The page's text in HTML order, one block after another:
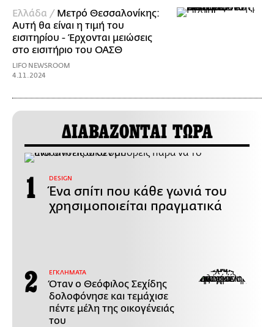
Ελλάδα / Μετρό Θεσσαλονίκης:
Αυτή θα είναι η τιμή του
εισιτηρίου - Έρχονται μειώσεις
στο εισιτήριο του ΟΑΣΘ
LIFO NEWSROOM
4.11.2024
ΔΙΑΒΑΖΟΝΤΑΙ ΤΩΡΑ
DESIGN
Ένα σπίτι που κάθε γωνιά του
χρησιμοποιείται πραγματικά
ΕΓΚΛΗΜΑΤΑ
Όταν ο Θεόφιλος Σεχίδης
δολοφόνησε και τεμάχισε
πέντε μέλη της οικογένειάς
του